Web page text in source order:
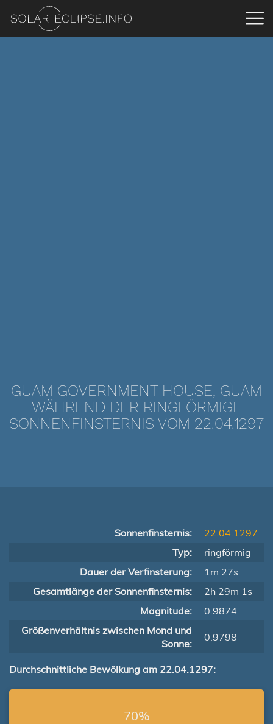
GUAM GOVERNMENT HOUSE, GUAM
WÄHREND DER RINGFÖRMIGE
SONNENFINSTERNIS VOM 22.04.1297
Sonnenfinsternis:
22.04.1297
Typ:
ringförmig
Dauer der Verfinsterung:
1m 27s
Gesamtlänge der Sonnenfinsternis:
2h 29m 1s
Magnitude:
0.9874
Größenverhältnis zwischen Mond und
Sonne:
0.9798
Durchschnittliche Bewölkung am 22.04.1297:
70%